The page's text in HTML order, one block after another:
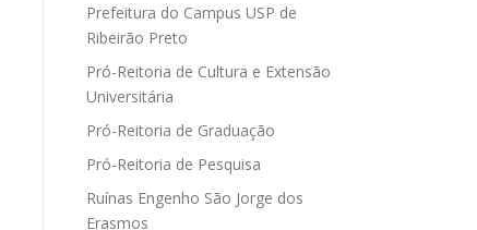
Prefeitura do Campus USP de
Ribeirão Preto
Pró-Reitoria de Cultura e Extensão
Universitária
Pró-Reitoria de Graduação
Pró-Reitoria de Pesquisa
Ruínas Engenho São Jorge dos
Erasmos